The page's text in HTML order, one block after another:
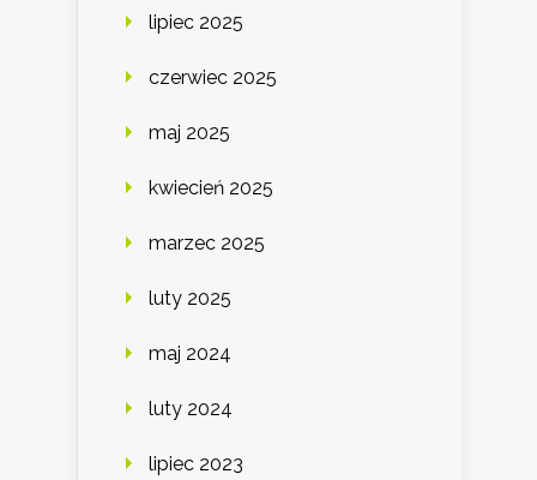
lipiec 2025
czerwiec 2025
maj 2025
kwiecień 2025
marzec 2025
luty 2025
maj 2024
luty 2024
lipiec 2023